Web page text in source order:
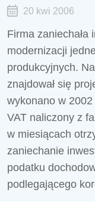
20 kwi 2006
Firma zaniechała
modernizacji
produkcyjnych.
znajdował się
wykonano w
VAT naliczony z
w miesiącach
zaniechanie
podatku
podlegającego